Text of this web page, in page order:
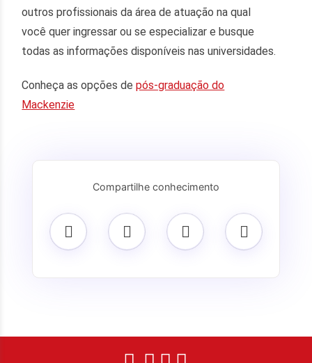
outros profissionais da área de atuação na qual
você quer ingressar ou se especializar e busque
todas as informações disponíveis nas universidades.
Conheça as opções depós-graduação do
Mackenzie
Compartilhe conhecimento